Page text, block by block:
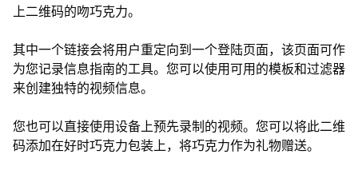
上二维码的吻巧克力。
其中一个链接会将用户重定向到一个登陆页面，该页面可作
为您记录信息指南的工具。您可以使用可用的模板和过滤器
来创建独特的视频信息。
您也可以直接使用设备上预先录制的视频。您可以将此二维
码添加在好时巧克力包装上，将巧克力作为礼物赠送。